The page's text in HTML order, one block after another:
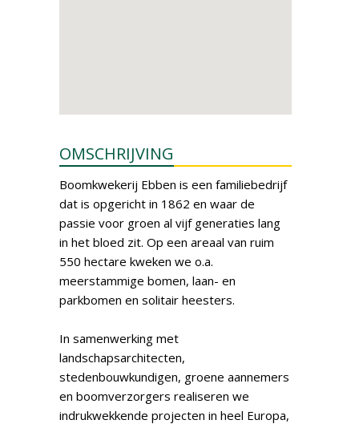
OMSCHRIJVING
Boomkwekerij Ebben is een familiebedrijf
dat is opgericht in 1862 en waar de
passie voor groen al vijf generaties lang
in het bloed zit. Op een areaal van ruim
550 hectare kweken we o.a.
meerstammige bomen, laan- en
parkbomen en solitair heesters.
In samenwerking met
landschapsarchitecten,
stedenbouwkundigen, groene aannemers
en boomverzorgers realiseren we
indrukwekkende projecten in heel Europa,